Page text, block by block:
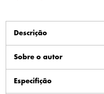
Descrição
Sobre o autor
Especifição